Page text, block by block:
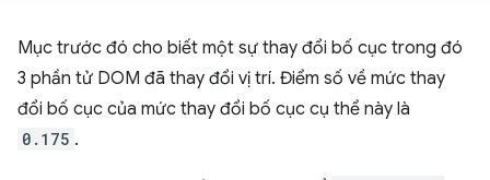
Mục trước đó cho biết một sự thay đổi bố cục trong đó
3 phần tử DOM đã thay đổi vị trí. Điểm số về mức thay
đổi bố cục của mức thay đổi bố cục cụ thể này là
0.175 .